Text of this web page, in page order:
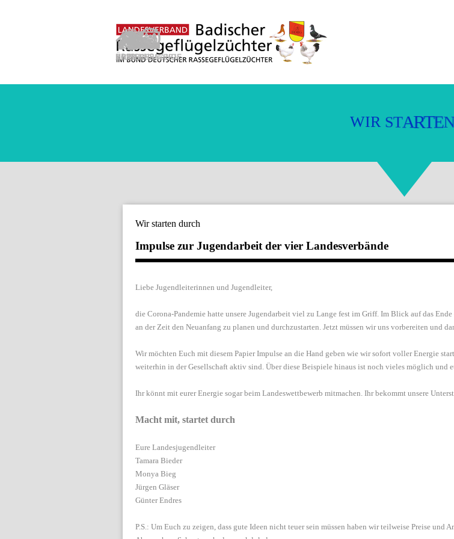
WIR STARTE
Wir starten durch
Impulse zur Jugendarbeit der vier Landesverbände
Liebe Jugendleiterinnen und Jugendleiter,
die Corona-Pandemie hatte unsere Jugendarbeit viel zu Lange fest im Griff. Im Blick auf das
an der Zeit den Neuanfang zu planen und durchzustarten. Jetzt müssen wir uns vorbereiten und
Wir möchten Euch mit diesem Papier Impulse an die Hand geben wie wir sofort voller Energie
weiterhin in der Gesellschaft aktiv sind. Über diese Beispiele hinaus ist noch vieles möglich und
Ihr könnt mit eurer Energie sogar beim Landeswettbewerb mitmachen. Ihr bekommt unsere
Macht mit, startet durch
Eure Landesjugendleiter
Tamara Bieder
Monya Bieg
Jürgen Gläser
Günter Endres
P.S.: Um Euch zu zeigen, dass gute Ideen nicht teuer sein müssen haben wir teilweise Preise und